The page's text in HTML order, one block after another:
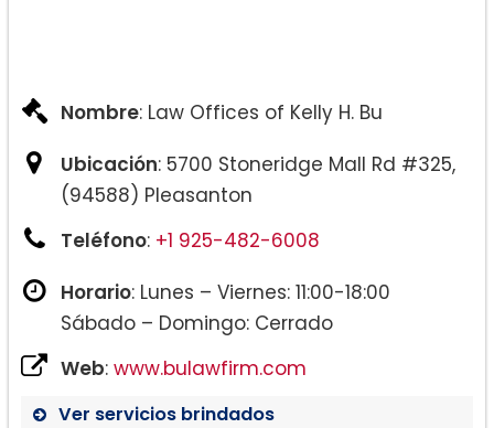
Nombre: Law Offices of Kelly H. Bu
Ubicación: 5700 Stoneridge Mall Rd #325,
(94588) Pleasanton
Teléfono: +1 925-482-6008
Horario: Lunes – Viernes: 11:00-18:00
Sábado – Domingo: Cerrado
Web: www.bulawfirm.com
Ver servicios brindados